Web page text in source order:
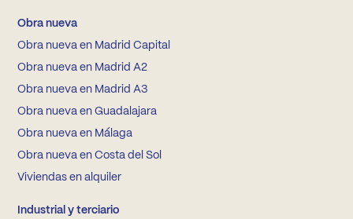
Obra nueva
Obra nueva en Madrid Capital
Obra nueva en Madrid A2
Obra nueva en Madrid A3
Obra nueva en Guadalajara
Obra nueva en Málaga
Obra nueva en Costa del Sol
Viviendas en alquiler
Industrial y terciario